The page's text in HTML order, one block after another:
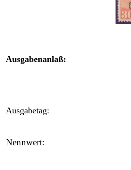
Ausgabenanlaß:
Ausgabetag:
Nennwert: